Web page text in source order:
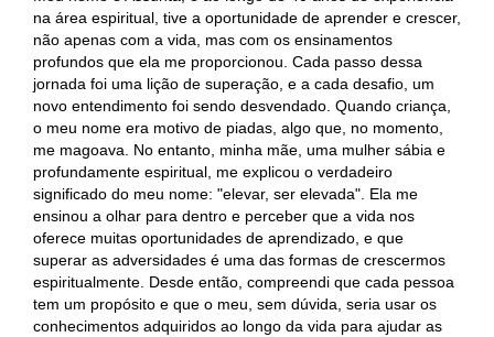
na área espiritual, tive a oportunidade de aprender e crescer,
não apenas com a vida, mas com os ensinamentos
profundos que ela me proporcionou. Cada passo dessa
jornada foi uma lição de superação, e a cada desafio, um
novo entendimento foi sendo desvendado. Quando criança,
o meu nome era motivo de piadas, algo que, no momento,
me magoava. No entanto, minha mãe, uma mulher sábia e
profundamente espiritual, me explicou o verdadeiro
significado do meu nome: "elevar, ser elevada". Ela me
ensinou a olhar para dentro e perceber que a vida nos
oferece muitas oportunidades de aprendizado, e que
superar as adversidades é uma das formas de crescermos
espiritualmente. Desde então, compreendi que cada pessoa
tem um propósito e que o meu, sem dúvida, seria usar os
conhecimentos adquiridos ao longo da vida para ajudar as